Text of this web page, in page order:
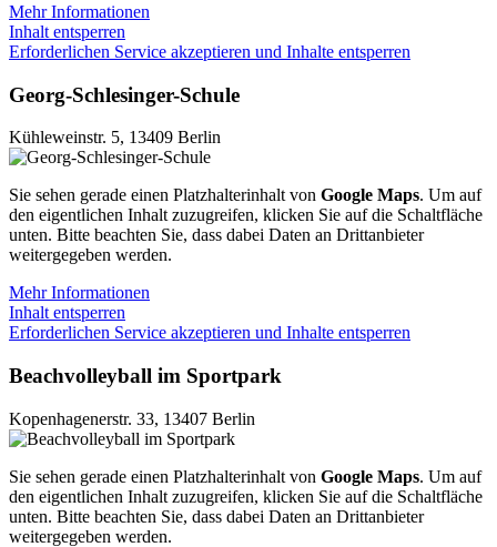
Mehr Informationen
Inhalt entsperren
Erforderlichen Service akzeptieren und Inhalte entsperren
Georg-Schlesinger-Schule
Kühleweinstr. 5, 13409 Berlin
Sie sehen gerade einen Platzhalterinhalt von Google Maps. Um auf
den eigentlichen Inhalt zuzugreifen, klicken Sie auf die Schaltfläche
unten. Bitte beachten Sie, dass dabei Daten an Drittanbieter
weitergegeben werden.
Mehr Informationen
Inhalt entsperren
Erforderlichen Service akzeptieren und Inhalte entsperren
Beachvolleyball im Sportpark
Kopenhagenerstr. 33, 13407 Berlin
Sie sehen gerade einen Platzhalterinhalt von Google Maps. Um auf
den eigentlichen Inhalt zuzugreifen, klicken Sie auf die Schaltfläche
unten. Bitte beachten Sie, dass dabei Daten an Drittanbieter
weitergegeben werden.